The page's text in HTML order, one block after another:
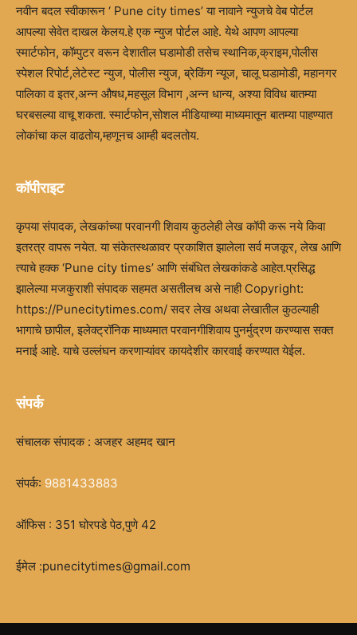
नवीन बदल स्वीकारून ‘ Pune city times’ या नावाने न्युजचे वेब पोर्टल
आपल्या सेवेत दाखल केलय.हे एक न्युज पोर्टल आहे. येथे आपण आपल्या
स्मार्टफोन, कॉम्पुटर वरून देशातील घडामोडी तसेच स्थानिक,क्राइम,पोलीस
स्पेशल रिपोर्ट,लेटेस्ट न्युज, पोलीस न्युज, ब्रेकिंग न्यूज, चालू घडामोडी, महानगर
पालिका व इतर,अन्न औषध,महसूल विभाग ,अन्न धान्य, अश्या विविध बातम्या
घरबसल्या वाचू शकता. स्मार्टफोन,सोशल मीडियाच्या माध्यमातून बातम्या पाहण्यात
लोकांचा कल वाढतोय,म्हणूनच आम्ही बदलतोय.
कॉपीराइट
कृपया संपादक, लेखकांच्या परवानगी शिवाय कुठलेही लेख कॉपी करू नये किवा
इतरत्र वापरू नयेत. या संकेतस्थळावर प्रकाशित झालेला सर्व मजकूर, लेख आणि
त्याचे हक्क ‘Pune city times’ आणि संबंधित लेखकांकडे आहेत.प्रसिद्ध
झालेल्या मजकुराशी संपादक सहमत असतीलच असे नाही Copyright:
https://Punecitytimes.com/ सदर लेख अथवा लेखातील कुठल्याही
भागाचे छापील, इलेक्ट्रॉनिक माध्यमात परवानगीशिवाय पुनर्मुद्रण करण्यास सक्त
मनाई आहे. याचे उल्लंघन करणाऱ्यांवर कायदेशीर कारवाई करण्यात येईल.
संपर्क
संचालक संपादक : अजहर अहमद खान
संपर्क: 9881433883
ऑफिस : 351 घोरपडे पेठ,पुणे 42
ईमेल :punecitytimes@gmail.com